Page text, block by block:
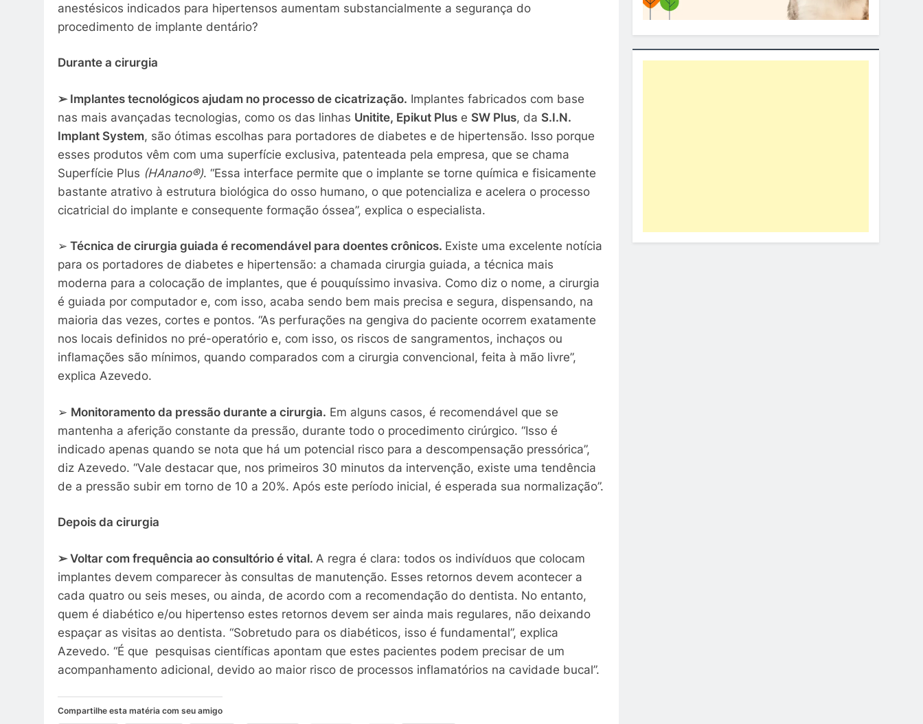
anestésicos indicados para hipertensos aumentam substancialmente a segurança do
procedimento de implante dentário?
Durante a cirurgia
➢Implantes tecnológicos ajudam no processo de cicatrização. Implantes fabricados com base
nas mais avançadas tecnologias, como os das linhas Unitite, Epikut Plus e SW Plus, da S.I.N.
Implant System, são ótimas escolhas para portadores de diabetes e de hipertensão. Isso porque
esses produtos vêm com uma superfície exclusiva, patenteada pela empresa, que se chama
Superfície Plus (HAnano®). “Essa interface permite que o implante se torne química e fisicamente
bastante atrativo à estrutura biológica do osso humano, o que potencializa e acelera o processo
cicatricial do implante e consequente formação óssea”, explica o especialista.
➢ Técnica de cirurgia guiada é recomendável para doentes crônicos. Existe uma excelente notícia
para os portadores de diabetes e hipertensão: a chamada cirurgia guiada, a técnica mais
moderna para a colocação de implantes, que é pouquíssimo invasiva. Como diz o nome, a cirurgia
é guiada por computador e, com isso, acaba sendo bem mais precisa e segura, dispensando, na
maioria das vezes, cortes e pontos. “As perfurações na gengiva do paciente ocorrem exatamente
nos locais definidos no pré-operatório e, com isso, os riscos de sangramentos, inchaços ou
inflamações são mínimos, quando comparados com a cirurgia convencional, feita à mão livre”,
explica Azevedo.
➢ Monitoramento da pressão durante a cirurgia. Em alguns casos, é recomendável que se
mantenha a aferição constante da pressão, durante todo o procedimento cirúrgico. “Isso é
indicado apenas quando se nota que há um potencial risco para a descompensação pressórica”,
diz Azevedo. “Vale destacar que, nos primeiros 30 minutos da intervenção, existe uma tendência
de a pressão subir em torno de 10 a 20%. Após este período inicial, é esperada sua normalização”.
Depois da cirurgia
➢Voltar com frequência ao consultório é vital. A regra é clara: todos os indivíduos que colocam
implantes devem comparecer às consultas de manutenção. Esses retornos devem acontecer a
cada quatro ou seis meses, ou ainda, de acordo com a recomendação do dentista. No entanto,
quem é diabético e/ou hipertenso estes retornos devem ser ainda mais regulares, não deixando
espaçar as visitas ao dentista. “Sobretudo para os diabéticos, isso é fundamental”, explica
Azevedo. “É que pesquisas científicas apontam que estes pacientes podem precisar de um
acompanhamento adicional, devido ao maior risco de processos inflamatórios na cavidade bucal”.
Compartilhe esta matéria com seu amigo